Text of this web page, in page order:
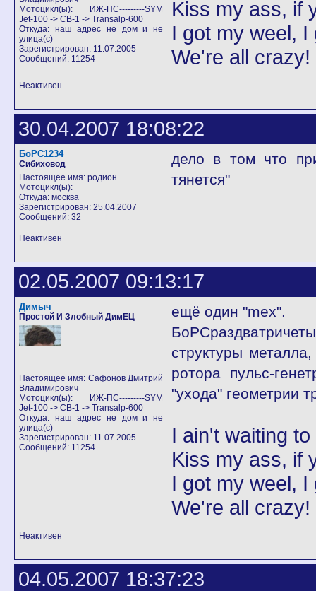
Мотоцикл(ы): ИЖ-ПС---------SYM
Jet-100 -> CB-1 -> Transalp-600
Откуда: наш адрес не дом и не
улица(с)
Зарегистрирован: 11.07.2005
Сообщений: 11254
Kiss my ass, if
I got my weel,
We're all
Неактивен
30.04.2007 18:08:22
БоРС1234
Сибиховод
Настоящее имя: родион
Мотоцикл(ы):
Откуда: москва
Зарегистрирован: 25.04.2007
Сообщений: 32
дело в том что
тянется"
Неактивен
02.05.2007 09:13:17
Димыч
Простой И Злобный ДимЕЦ
Настоящее имя: Сафонов Дмитрий
Владимирович
Мотоцикл(ы): ИЖ-ПС---------SYM
Jet-100 -> CB-1 -> Transalp-600
Откуда: наш адрес не дом и не
улица(с)
Зарегистрирован: 11.07.2005
Сообщений: 11254
ещё один "mex".
структуры
ротора пульс-
"ухода" геометрии
I ain't waiting
Kiss my ass, if
I got my weel,
We're all
Неактивен
04.05.2007 18:37:23